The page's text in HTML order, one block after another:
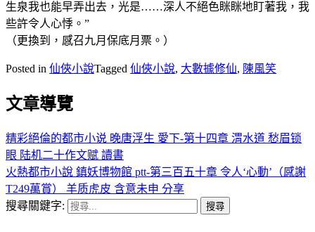
生泉我也能早弄出去，光是……深人不絕色眯眯地盯著我，我
些許令人心悸。”
（更換到，感召九月保底月票。）
Posted in 仙俠小說Tagged 仙俠小說, 大數據修仙, 陳風笑
文章導覽
精彩絕倫的都市小说 晚唐浮生 愛下-第十四章 渭水道 愁眉锁
眼 陆机二十作文赋 讀書
火熱都市小說 鎮妖博物館 ptt-第三百五十章 令人‘心動’（感謝
T249萬賞） 羊质虎皮 含意未申 分享
搜尋關鍵字: